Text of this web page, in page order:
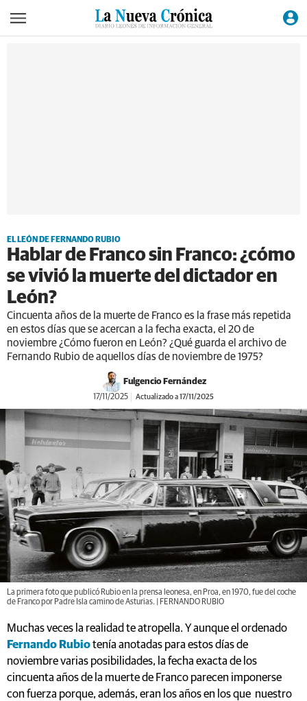
EL LEÓN DE FERNANDO RUBIO
Hablar de Franco sin Franco: ¿cómo
se vivió la muerte del dictador en
León?
Cincuenta años de la muerte de Franco es la frase más repetida
en estos días que se acercan a la fecha exacta, el 20 de
noviembre ¿Cómo fueron en León? ¿Qué guarda el archivo de
Fernando Rubio de aquellos días de noviembre de 1975?
Fulgencio Fernández
17/11/2025 Actualizado a 17/11/2025
La primera foto que publicó Rubio en la prensa leonesa, en Proa, en 1970, fue del coche
de Franco por Padre Isla camino de Asturias. | FERNANDO RUBIO
Muchas veces la realidad te atropella. Y aunque el ordenado
Fernando Rubiotenía anotadas para estos días de
noviembre varias posibilidades, la fecha exacta de los
cincuenta años de la muerte de Franco parecen imponerse
con fuerza porque, además, eran los años en los que nuestro